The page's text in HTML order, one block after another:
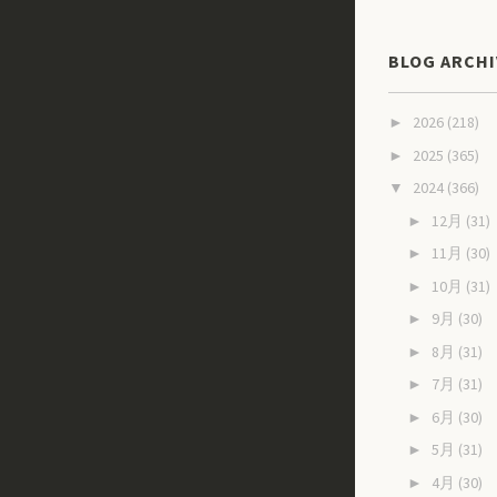
BLOG
► 2026 (218)
► 2025 (365)
▼ 2024 (366)
► 12月 (31)
► 11月 (30)
► 10月 (31)
► 9月 (30)
► 8月 (31)
► 7月 (31)
► 6月 (30)
► 5月 (31)
► 4月 (30)